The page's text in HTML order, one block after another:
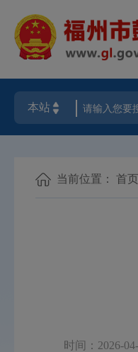
当前位置： 首页
时间：2026-